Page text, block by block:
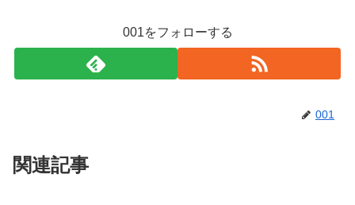
001をフォローする
001
関連記事